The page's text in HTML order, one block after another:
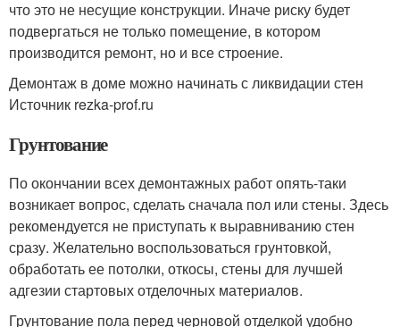
что это не несущие конструкции. Иначе риску будет
подвергаться не только помещение, в котором
производится ремонт, но и все строение.
Демонтаж в доме можно начинать с ликвидации стен
Источник rezka-prof.ru
Грунтование
По окончании всех демонтажных работ опять-таки
возникает вопрос, сделать сначала пол или стены. Здесь
рекомендуется не приступать к выравниванию стен
сразу. Желательно воспользоваться грунтовкой,
обработать ее потолки, откосы, стены для лучшей
адгезии стартовых отделочных материалов.
Грунтование пола перед черновой отделкой удобно